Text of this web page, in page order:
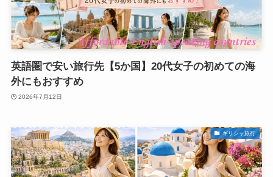
英語圏で安い旅行先【5か国】20代女子の初めての海
外にもおすすめ
2026年7月12日
ギリシャ旅行